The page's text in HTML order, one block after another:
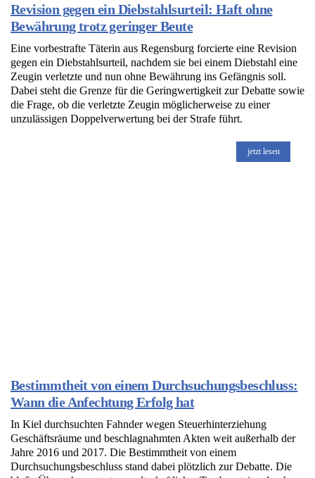
Revision gegen ein Diebstahlsurteil: Haft ohne
Bewährung trotz geringer Beute
Eine vorbestrafte Täterin aus Regensburg forcierte eine Revision
gegen ein Diebstahlsurteil, nachdem sie bei einem Diebstahl eine
Zeugin verletzte und nun ohne Bewährung ins Gefängnis soll.
Dabei steht die Grenze für die Geringwertigkeit zur Debatte sowie
die Frage, ob die verletzte Zeugin möglicherweise zu einer
unzulässigen Doppelverwertung bei der Strafe führt.
jetzt lesen
Bestimmtheit von einem Durchsuchungsbeschluss:
Wann die Anfechtung Erfolg hat
In Kiel durchsuchten Fahnder wegen Steuerhinterziehung
Geschäftsräume und beschlagnahmten Akten weit außerhalb der
Jahre 2016 und 2017. Die Bestimmtheit von einem
Durchsuchungsbeschluss stand dabei plötzlich zur Debatte. Die